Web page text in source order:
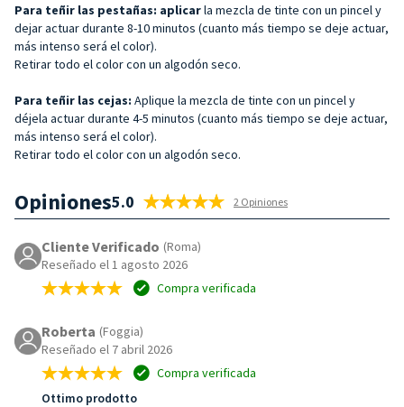
Para teñir las pestañas: aplicarla mezcla de tinte con un pincel y
dejar actuar durante 8-10 minutos (cuanto más tiempo se deje actuar,
más intenso será el color).
Retirar todo el color con un algodón seco.
Para teñir las cejas: Aplique la mezcla de tinte con un pincel y
déjela actuar durante 4-5 minutos (cuanto más tiempo se deje actuar,
más intenso será el color).
Retirar todo el color con un algodón seco.
Opiniones5.0 2 Opiniones
Cliente Verificado (Roma)
Reseñado el 1 agosto 2026
Compra verificada
Roberta (Foggia)
Reseñado el 7 abril 2026
Compra verificada
Ottimo prodotto